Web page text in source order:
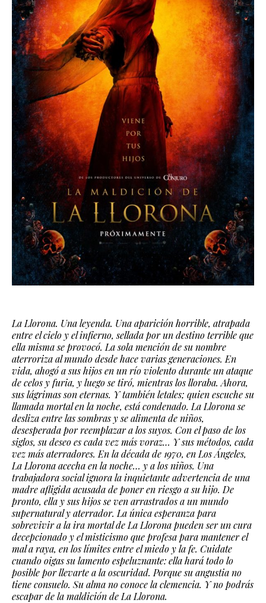
La Llorona. Una leyenda. Una aparición horrible, atrapada
entre el cielo y el infierno, sellada por un destino terrible que
ella misma se provocó. La sola mención de su nombre
aterroriza al mundo desde hace varias generaciones. En
vida, ahogó a sus hijos en un río violento durante un ataque
de celos y furia, y luego se tiró, mientras los lloraba. Ahora,
sus lágrimas son eternas. Y también letales; quien escuche su
llamada mortal en la noche, está condenado. La Llorona se
desliza entre las sombras y se alimenta de niños,
desesperada por reemplazar a los suyos. Con el paso de los
siglos, su deseo es cada vez más voraz… Y sus métodos, cada
vez más aterradores. En la década de 1970, en Los Ángeles,
La Llorona acecha en la noche… y a los niños. Una
trabajadora social ignora la inquietante advertencia de una
madre afligida acusada de poner en riesgo a su hijo. De
pronto, ella y sus hijos se ven arrastrados a un mundo
supernatural y aterrador. La única esperanza para
sobrevivir a la ira mortal de La Llorona pueden ser un cura
decepcionado y el misticismo que profesa para mantener el
mal a raya, en los límites entre el miedo y la fe. Cuidate
cuando oigas su lamento espeluznante: ella hará todo lo
posible por llevarte a la oscuridad. Porque su angustia no
tiene consuelo. Su alma no conoce la clemencia. Y no podrás
escapar de la maldición de La Llorona.